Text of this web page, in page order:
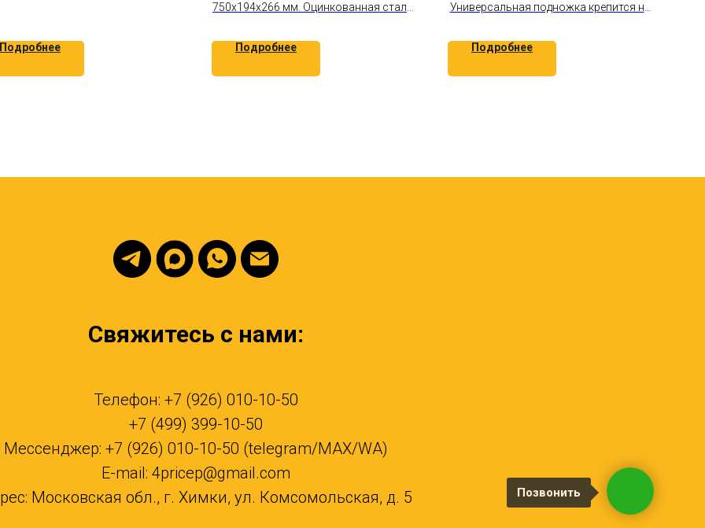
Подробнее
750х194х266 мм. Оцинкованная сталь.
Подробнее
Универсальная подножка крепится на
перфорацию
Подробнее
Позвонить
Свяжитесь с нами:
Телефон: +7 (926) 010-10-50
+7 (499) 399-10-50
Мессенджер: +7 (926) 010-10-50 (telegram/MAX/WA)
E-mail: 4pricep@gmail.com
Московская обл., г. Химки, ул. Комсомольская, д. 5